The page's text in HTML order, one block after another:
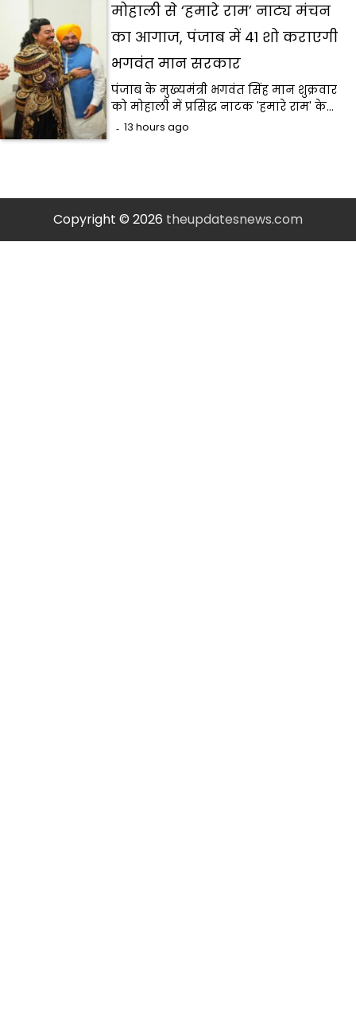
मोहाली से ‘हमारे राम’ नाट्य मंचन
का आगाज, पंजाब में 41 शो कराएगी
भगवंत मान सरकार
पंजाब के मुख्यमंत्री भगवंत सिंह मान शुक्रवार
को मोहाली में प्रसिद्ध नाटक 'हमारे राम' के…
13 hours ago
Copyright © 2026 theupdatesnews.com